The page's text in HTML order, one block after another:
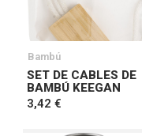
Bambú
SET DE CABLES DE
BAMBÚ KEEGAN
3,42 €